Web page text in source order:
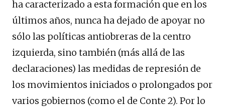
ha caracterizado a esta formación que en los
últimos años, nunca ha dejado de apoyar no
sólo las políticas antiobreras de la centro
izquierda, sino también (más allá de las
declaraciones) las medidas de represión de
los movimientos iniciados o prolongados por
varios gobiernos (como el de Conte 2). Por lo